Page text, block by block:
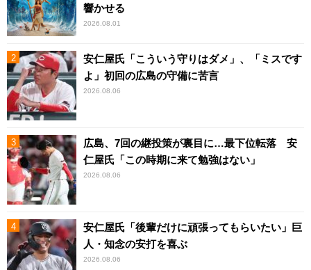
響かせる
2026.08.01
安仁屋氏「こういう守りはダメ」、「ミスです
よ」初回の広島の守備に苦言
2026.08.06
広島、7回の継投策が裏目に…最下位転落 安
仁屋氏「この時期に来て勉強はない」
2026.08.06
安仁屋氏「後輩だけに頑張ってもらいたい」巨
人・知念の安打を喜ぶ
2026.08.06